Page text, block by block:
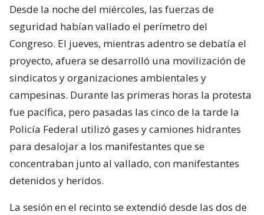
Desde la noche del miércoles, las fuerzas de
seguridad habían vallado el perímetro del
Congreso. El jueves, mientras adentro se debatía el
proyecto, afuera se desarrolló una movilización de
sindicatos y organizaciones ambientales y
campesinas. Durante las primeras horas la protesta
fue pacífica, pero pasadas las cinco de la tarde la
Policía Federal utilizó gases y camiones hidrantes
para desalojar a los manifestantes que se
concentraban junto al vallado, con manifestantes
detenidos y heridos.
La sesión en el recinto se extendió desde las dos de